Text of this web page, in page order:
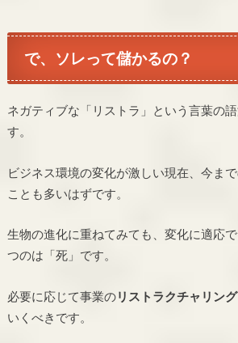
で、ソレって儲かるの？
ネガティブな「リストラ」という言葉の
す。
ビジネス環境の変化が激しい現在、今ま
ことも多いはずです。
生物の進化に重ねてみても、変化に適応
つのは「死」です。
必要に応じて事業のリストラクチャリン
いくべきです。